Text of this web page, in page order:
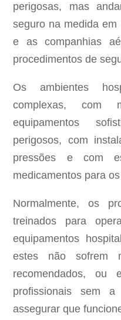
perigosas, mas
seguro na medida
e as companhias
procedimentos de
Os ambientes
complexas, com
equipamentos
perigosos, com
pressões e com
medicamentos para
Normalmente, os
treinados para
equipamentos
estes não sofrem
recomendados, ou
profissionais sem a
assegurar que